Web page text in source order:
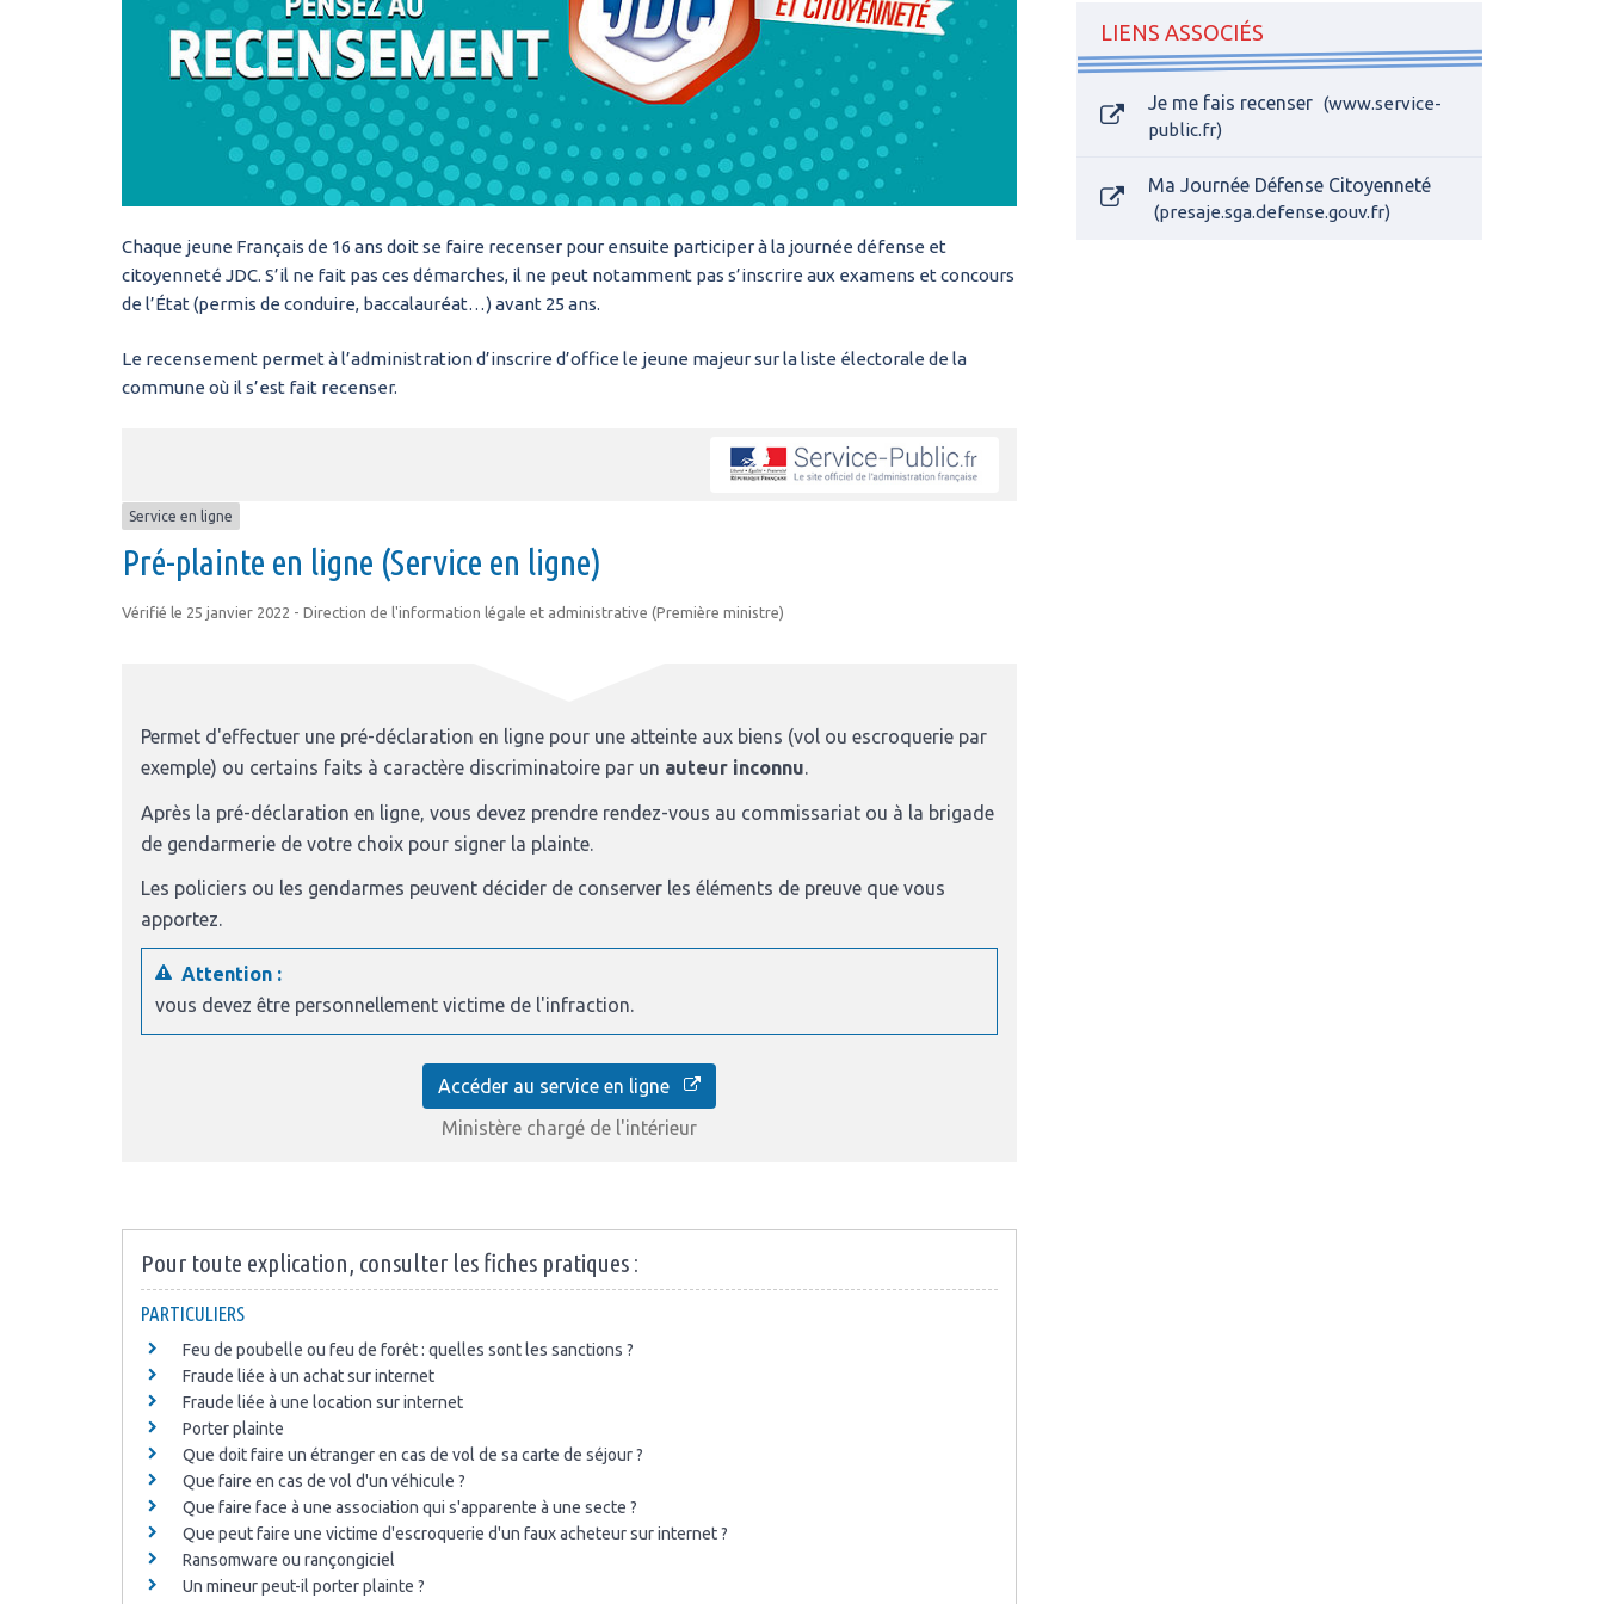
Chaque jeune Français de 16 ans doit se faire recenser pour ensuite participer à la journée défense et
citoyenneté JDC. S’il ne fait pas ces démarches, il ne peut notamment pas s’inscrire aux examens et concours
de l’État (permis de conduire, baccalauréat…) avant 25 ans.
Le recensement permet à l’administration d’inscrire d’office le jeune majeur sur la liste électorale de la
commune où il s’est fait recenser.
Service en ligne
Pré-plainte en ligne (Service en ligne)
Vérifié le 25 janvier 2022 - Direction de l'information légale et administrative (Première ministre)
Permet d'effectuer une pré-déclaration en ligne pour une atteinte aux biens (vol ou escroquerie par
exemple) ou certains faits à caractère discriminatoire par un auteur inconnu.
Après la pré-déclaration en ligne, vous devez prendre rendez-vous au commissariat ou à la brigade
de gendarmerie de votre choix pour signer la plainte.
Les policiers ou les gendarmes peuvent décider de conserver les éléments de preuve que vous
apportez.
Attention :
vous devez être personnellement victime de l'infraction.
Accéder au service en ligne
Ministère chargé de l'intérieur
Pour toute explication, consulter les fiches pratiques :
PARTICULIERS
Feu de poubelle ou feu de forêt : quelles sont les sanctions ?
Fraude liée à un achat sur internet
Fraude liée à une location sur internet
Porter plainte
Que doit faire un étranger en cas de vol de sa carte de séjour ?
Que faire en cas de vol d'un véhicule ?
Que faire face à une association qui s'apparente à une secte ?
Que peut faire une victime d'escroquerie d'un faux acheteur sur internet ?
Ransomware ou rançongiciel
Un mineur peut-il porter plainte ?
LIENS ASSOCIÉS
Je me fais recenser
www.service-
public.fr
Ma Journée Défense Citoyenneté
presaje.sga.defense.gouv.fr